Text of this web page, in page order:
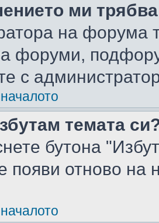
ми
на форума
форуми,
с
темата
бутона
появи отново на